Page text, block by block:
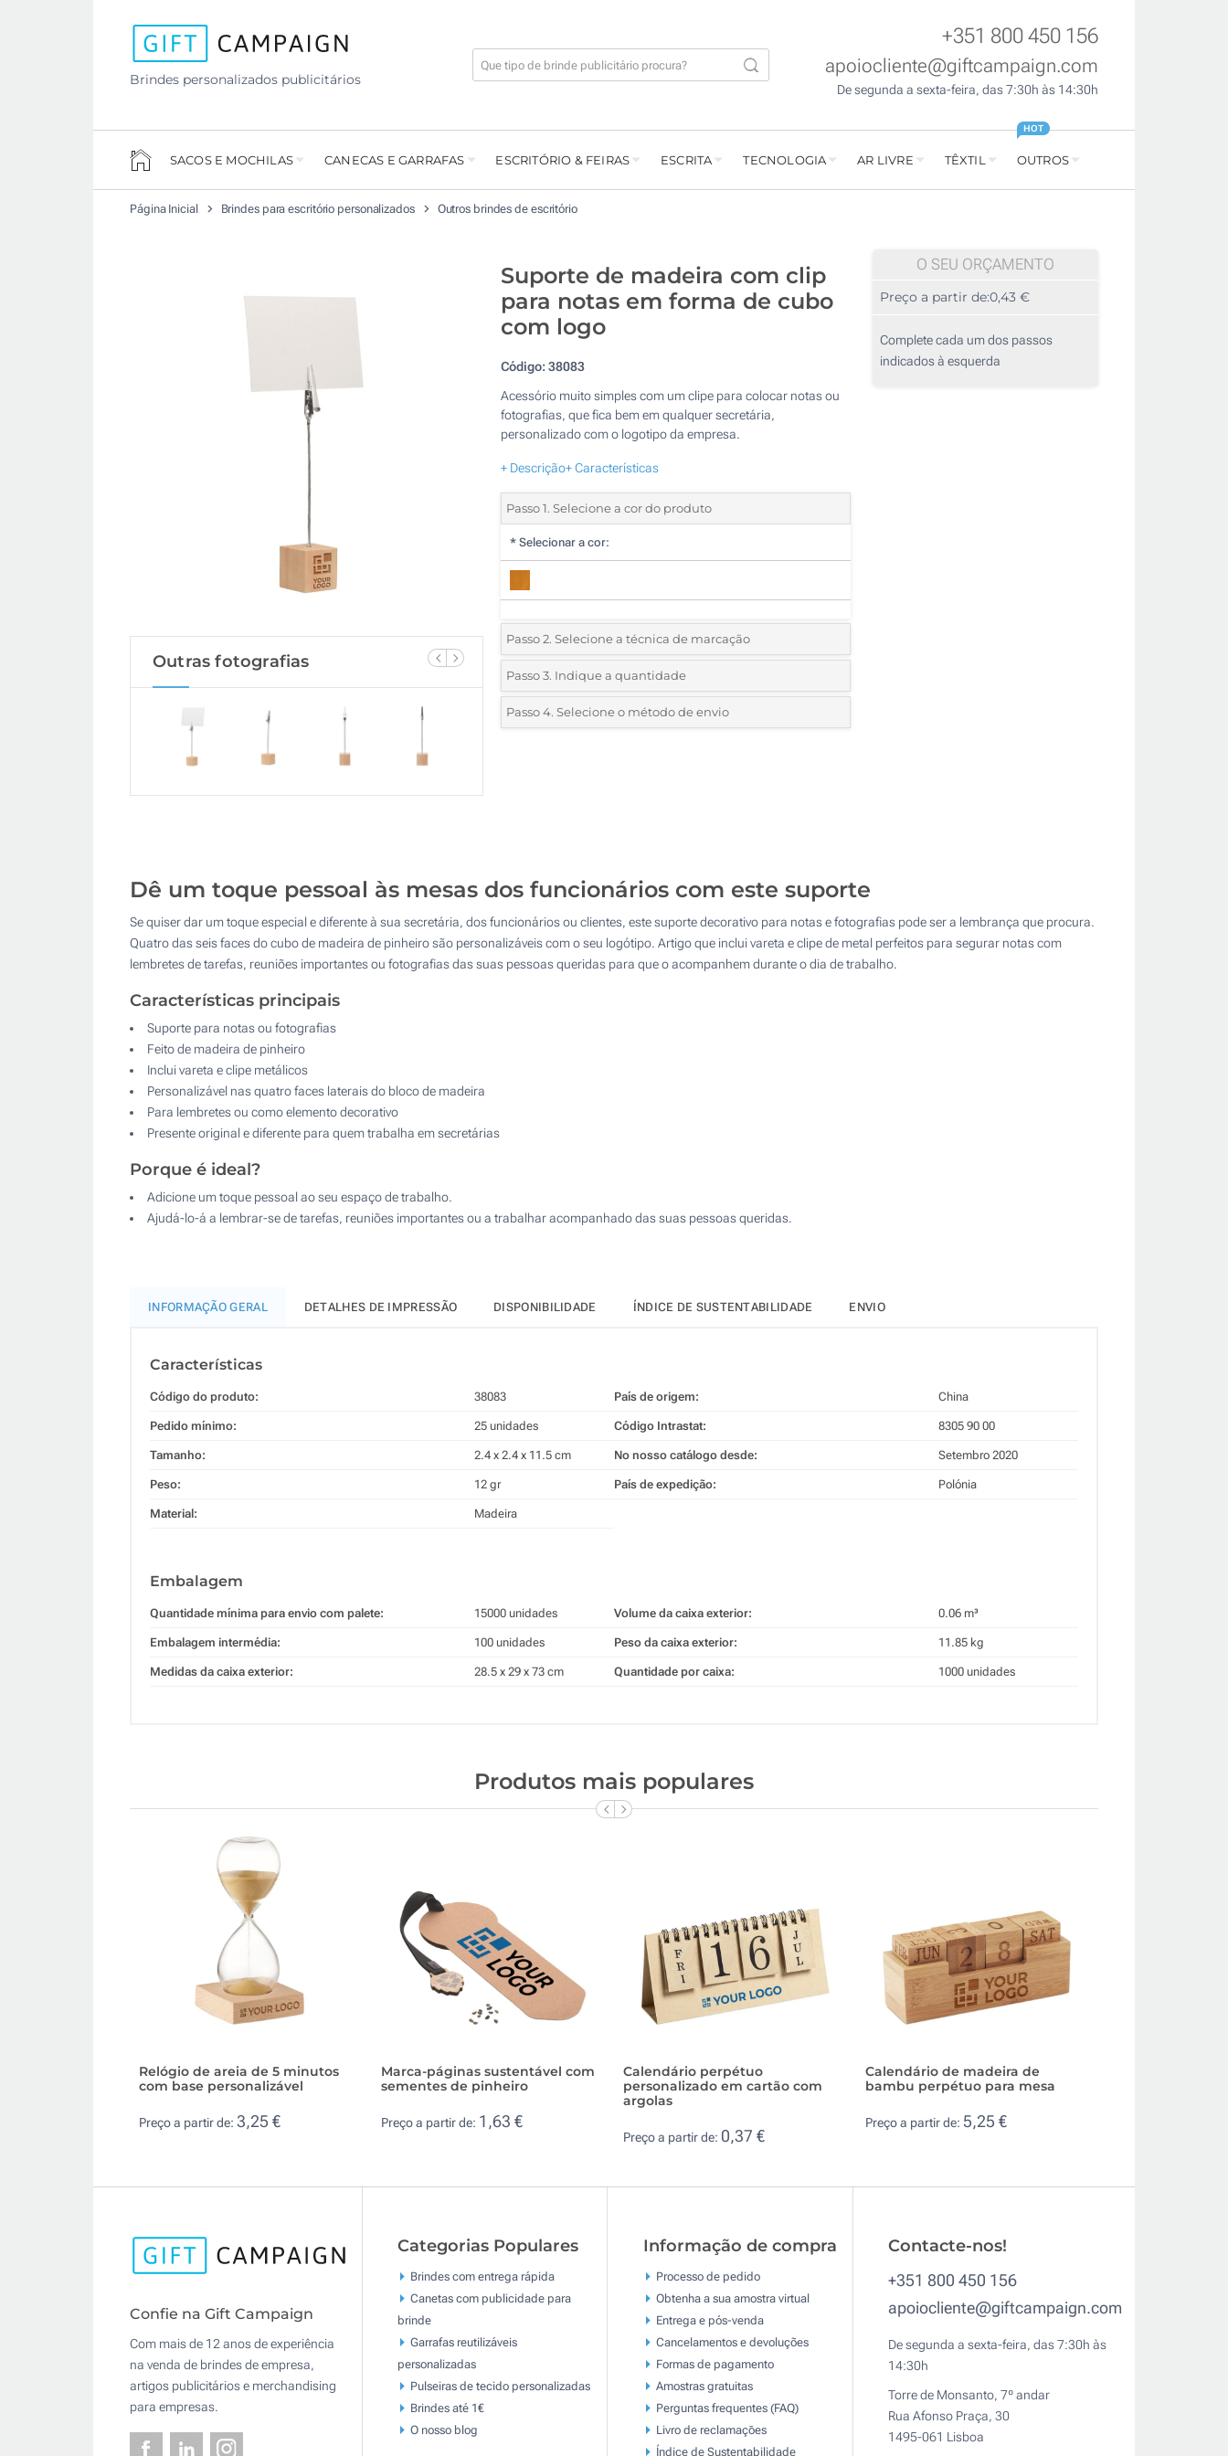
Brindes personalizados publicitários
+351 800 450 156
apoiocliente@giftcampaign.com
De segunda a sexta-feira, das 7:30h às 14:30h
SACOS E MOCHILAS CANECAS E GARRAFAS ESCRITÓRIO & FEIRAS ESCRITA TECNOLOGIA AR LIVRE TÊXTIL OUTROS
HOT
Página Inicial Brindes para escritório personalizados Outros brindes de escritório
Outras fotografias
Suporte de madeira com clip
para notas em forma de cubo
com logo
Código:38083
Acessório muito simples com um clipe para colocar notas ou
fotografias, que fica bem em qualquer secretária,
personalizado com o logotipo da empresa.
+ Descrição+ Características
Passo 1. Selecione a cor do produto
* Selecionar a cor:
Passo 2. Selecione a técnica de marcação
*Selecione o tipo de marcação e as cores do logotipo:
1 Cor (Num lado)
Gravação a laser (Num lado)
Sem impressão
Passo 3. Indique a quantidade
*Quantidade mínima:25
250
500
Outra : Atualizar
Passo 4. Selecione o método de envio
O SEU ORÇAMENTO
Preço a partir de:0,43 €
Complete cada um dos passos
indicados à esquerda
Dê um toque pessoal às mesas dos funcionários com este suporte
Se quiser dar um toque especial e diferente à sua secretária, dos funcionários ou clientes, este suporte decorativo para notas e fotografias pode ser a lembrança que procura.
Quatro das seis faces do cubo de madeira de pinheiro são personalizáveis com o seu logótipo. Artigo que inclui vareta e clipe de metal perfeitos para segurar notas com
lembretes de tarefas, reuniões importantes ou fotografias das suas pessoas queridas para que o acompanhem durante o dia de trabalho.
Características principais
Suporte para notas ou fotografias
Feito de madeira de pinheiro
Inclui vareta e clipe metálicos
Personalizável nas quatro faces laterais do bloco de madeira
Para lembretes ou como elemento decorativo
Presente original e diferente para quem trabalha em secretárias
Porque é ideal?
Adicione um toque pessoal ao seu espaço de trabalho.
Ajudá-lo-á a lembrar-se de tarefas, reuniões importantes ou a trabalhar acompanhado das suas pessoas queridas.
INFORMAÇÃO GERAL DETALHES DE IMPRESSÃO DISPONIBILIDADE ÍNDICE DE SUSTENTABILIDADE ENVIO
Características
Código do produto: 38083
Pedido mínimo: 25 unidades
Tamanho: 2.4 x 2.4 x 11.5 cm
Peso: 12 gr
Material: Madeira
País de origem: China
Código Intrastat: 8305 90 00
No nosso catálogo desde: Setembro 2020
País de expedição: Polónia
Embalagem
Quantidade mínima para envio com palete: 15000 unidades
Embalagem intermédia: 100 unidades
Medidas da caixa exterior: 28.5 x 29 x 73 cm
Volume da caixa exterior: 0.06 m³
Peso da caixa exterior: 11.85 kg
Quantidade por caixa: 1000 unidades
Produtos mais populares
Relógio de areia de 5 minutos
com base personalizável
Preço a partir de: 3,25 €
Marca-páginas sustentável com
sementes de pinheiro
Preço a partir de: 1,63 €
Calendário perpétuo
personalizado em cartão com
argolas
Preço a partir de: 0,37 €
Calendário de madeira de
bambu perpétuo para mesa
Preço a partir de: 5,25 €
Confie na Gift Campaign
Com mais de 12 anos de experiência
na venda de brindes de empresa,
artigos publicitários e merchandising
para empresas.
Categorias Populares
Brindes com entrega rápida
Canetas com publicidade para
brinde
Garrafas reutilizáveis
personalizadas
Pulseiras de tecido personalizadas
Brindes até 1€
O nosso blog
Informação de compra
Processo de pedido
Obtenha a sua amostra virtual
Entrega e pós-venda
Cancelamentos e devoluções
Formas de pagamento
Amostras gratuitas
Perguntas frequentes (FAQ)
Livro de reclamaçōes
Índice de Sustentabilidade
Contacte-nos!
+351 800 450 156
apoiocliente@giftcampaign.com
De segunda a sexta-feira, das 7:30h às
14:30h
Torre de Monsanto, 7º andar
Rua Afonso Praça, 30
1495-061 Lisboa